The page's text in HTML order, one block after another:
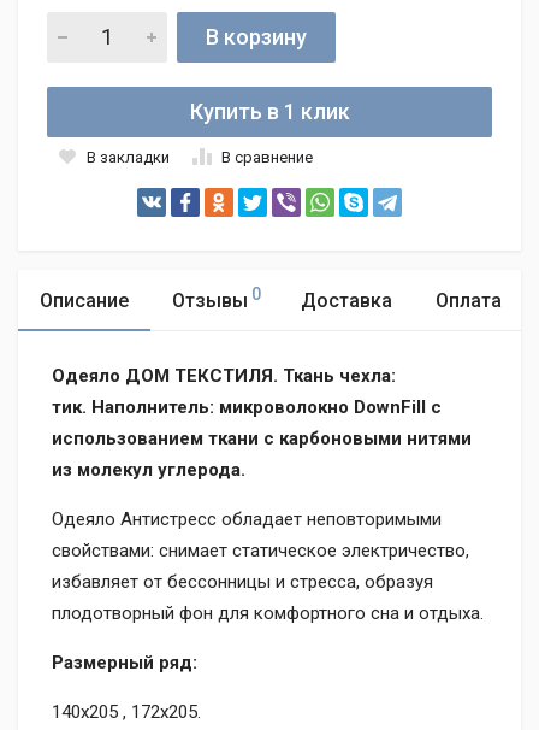
В корзину
Купить в 1 клик
В закладки В сравнение
Описание Отзывы 0 Доставка Оплата
Одеяло ДОМ ТЕКСТИЛЯ. Ткань чехла:
тик. Наполнитель: микроволокно DownFill с
использованием ткани с карбоновыми нитями
из молекул углерода.
Одеяло Антистресс обладает неповторимыми
свойствами: снимает статическое электричество,
избавляет от бессонницы и стресса, образуя
плодотворный фон для комфортного сна и отдыха.
Размерный ряд:
140х205 , 172х205.